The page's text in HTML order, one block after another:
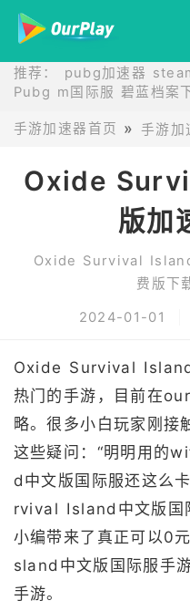
推荐： pubg加速器
Pubg m国际服 碧蓝档案
手游加速器首页 手游加
Oxide
版加
Oxide Survival Island
费版下
2024-01-01
Oxide Survival Island
热门的手游，目前在
略。很多小白玩家刚接
这些疑问：“明明用
d中文版国际服还这么
rvival Island中文版国
小编带来了真正可以0
sland中文版国际服手
手游。